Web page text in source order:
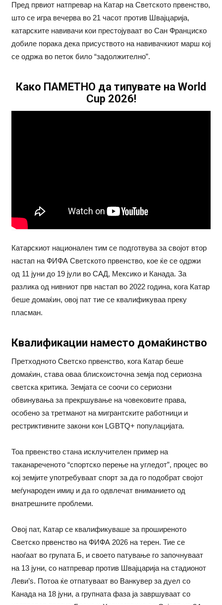
Пред првиот натпревар на Катар на Светското првенство,
што се игра вечерва во 21 часот против Швајцарија,
катарските навивачи кои престојуваат во Сан Франциско
добиле порака дека присуството на навивачкиот марш кој
се одржа во петок било “задолжително”.
Како ПАМЕТНО да типувате на World
Cup 2026!
Катарскиот национален тим се подготвува за својот втор
настап на ФИФА Светското првенство, кое ќе се одржи
од 11 јуни до 19 јули во САД, Мексико и Канада. За
разлика од нивниот прв настап во 2022 година, кога Катар
беше домаќин, овој пат тие се квалификуваа преку
пласман.
Квалификации наместо домаќинство
Претходното Светско првенство, кога Катар беше
домаќин, става оваа блискоисточна земја под сериозна
светска критика. Земјата се соочи со сериозни
обвинувања за прекршување на човековите права,
особено за третманот на мигрантските работници и
рестриктивните закони кон LGBTQ+ популацијата.
Тоа првенство стана исклучителен пример на
таканареченото “спортско перење на угледот”, процес во
кој земјите употребуваат спорт за да го подобрат својот
меѓународен имиџ и да го одвлечат вниманието од
внатрешните проблеми.
Овој пат, Катар се квалификуваше за проширеното
Светско првенство на ФИФА 2026 на терен. Тие се
наоѓаат во групата Б, и своето патување го започнуваат
на 13 јуни, со натпревар против Швајцарија на стадионот
Леви’s. Потоа ќе отпатуваат во Ванкувер за дуел со
Канада на 18 јуни, а групната фаза ја завршуваат со